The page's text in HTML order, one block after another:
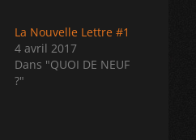
La Nouvelle Lettre #1
4 avril 2017
Dans "QUOI DE NEUF
?"